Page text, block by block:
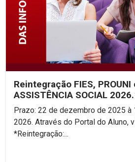
Reintegração FIES, PROUNI
ASSISTÊNCIA SOCIAL
Prazo: 22 de dezembro de 2025 à
2026. Através do Portal do Aluno, via Requerimento.
*Reintegração:...